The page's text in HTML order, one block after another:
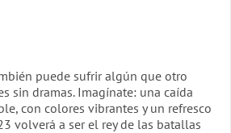
puede sufrir algún que otro
sin dramas. Imagínate: una caída
con colores vibrantes y un refresco
volverá a ser el rey de las batallas